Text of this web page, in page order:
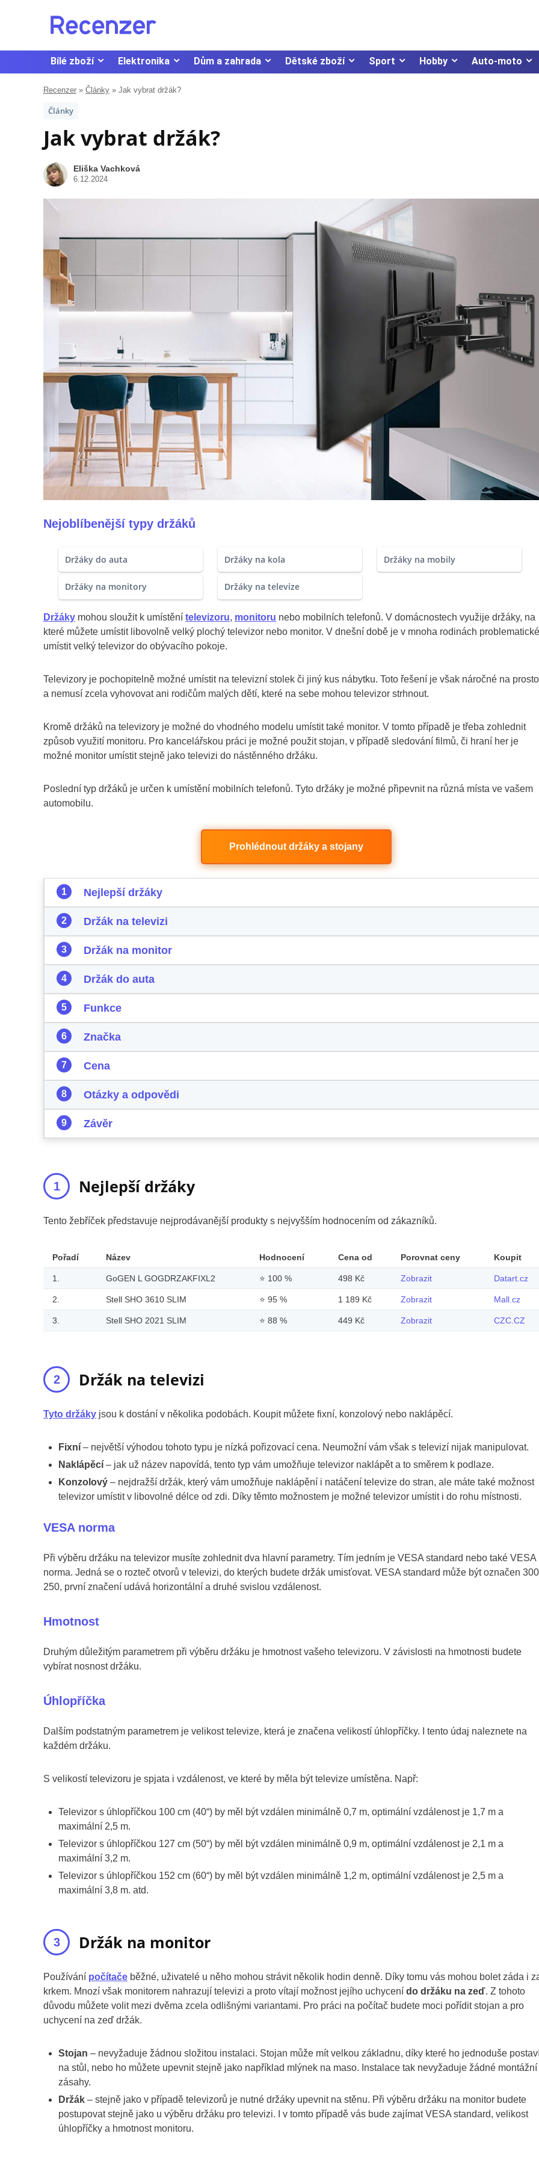
Bílé zboží Elektronika Dům a zahrada Dětské zboží Sport Hobby Auto-moto
Recenzer » Články » Jak vybrat držák?
Články
Jak vybrat držák?
Eliška Vachková
6.12.2024
Nejoblíbenější typy držáků
Držáky do auta Držáky na kola Držáky na mobily
Držáky na monitory Držáky na televize
Držáky mohou sloužit k umístění televizoru, monitoru nebo mobilních telefonů. V domácnostech využije držáky, na
které můžete umístit libovolně velký plochý televizor nebo monitor. V dnešní době je v mnoha rodinách problematické
umístit velký televizor do obývacího pokoje.
Televizory je pochopitelně možné umístit na televizní stolek či jiný kus nábytku. Toto řešení je však náročné na
a nemusí zcela vyhovovat ani rodičům malých dětí, které na sebe mohou televizor strhnout.
Kromě držáků na televizory je možné do vhodného modelu umístit také monitor. V tomto případě je třeba zohlednit
způsob využití monitoru. Pro kancelářskou práci je možné použit stojan, v případě sledování filmů, či hraní her je
možné monitor umístit stejně jako televizi do nástěnného držáku.
Poslední typ držáků je určen k umístění mobilních telefonů. Tyto držáky je možné připevnit na různá místa ve vašem
automobilu.
Prohlédnout držáky a stojany
Nejlepší držáky
Držák na televizi
Držák na monitor
Držák do auta
Funkce
Značka
Cena
Otázky a odpovědi
Závěr
Nejlepší držáky
Tento žebříček představuje nejprodávanější produkty s nejvyšším hodnocením od zákazníků.
Pořadí Název Hodnocení Cena od Porovnat ceny Koupit
1. GoGEN L GOGDRZAKFIXL2 ⭐ 100 % 498 Kč Zobrazit Datart.cz
2. Stell SHO 3610 SLIM ⭐ 95 % 1 189 Kč Zobrazit Mall.cz
3. Stell SHO 2021 SLIM ⭐ 88 % 449 Kč Zobrazit CZC.CZ
Držák na televizi
Tyto držáky jsou k dostání v několika podobách. Koupit můžete fixní, konzolový nebo naklápěcí.
Fixní – největší výhodou tohoto typu je nízká pořizovací cena. Neumožní vám však s televizí nijak manipulovat.
Naklápěcí – jak už název napovídá, tento typ vám umožňuje televizor naklápět a to směrem k podlaze.
Konzolový – nejdražší držák, který vám umožňuje naklápění i natáčení televize do stran, ale máte také možnost
televizor umístit v libovolné délce od zdi. Díky těmto možnostem je možné televizor umístit i do rohu místnosti.
VESA norma
Při výběru držáku na televizor musíte zohlednit dva hlavní parametry. Tím jedním je VESA standard nebo také VESA
norma. Jedná se o rozteč otvorů v televizi, do kterých budete držák umisťovat. VESA standard může být označen
250, první značení udává horizontální a druhé svislou vzdálenost.
Hmotnost
Druhým důležitým parametrem při výběru držáku je hmotnost vašeho televizoru. V závislosti na hmotnosti budete
vybírat nosnost držáku.
Úhlopříčka
Dalším podstatným parametrem je velikost televize, která je značena velikostí úhlopříčky. I tento údaj naleznete na
každém držáku.
S velikostí televizoru je spjata i vzdálenost, ve které by měla být televize umístěna. Např:
Televizor s úhlopříčkou 100 cm (40“) by měl být vzdálen minimálně 0,7 m, optimální vzdálenost je 1,7 m a
maximální 2,5 m.
Televizor s úhlopříčkou 127 cm (50“) by měl být vzdálen minimálně 0,9 m, optimální vzdálenost je 2,1 m a
maximální 3,2 m.
Televizor s úhlopříčkou 152 cm (60“) by měl být vzdálen minimálně 1,2 m, optimální vzdálenost je 2,5 m a
maximální 3,8 m. atd.
Držák na monitor
Používání počítače běžné, uživatelé u něho mohou strávit několik hodin denně. Díky tomu vás mohou bolet záda i
krkem. Mnozí však monitorem nahrazují televizi a proto vítají možnost jejího uchycení do držáku na zeď. Z tohoto
důvodu můžete volit mezi dvěma zcela odlišnými variantami. Pro práci na počítač budete moci pořídit stojan a pro
uchycení na zeď držák.
Stojan – nevyžaduje žádnou složitou instalaci. Stojan může mít velkou základnu, díky které ho jednoduše
na stůl, nebo ho můžete upevnit stejně jako například mlýnek na maso. Instalace tak nevyžaduje žádné montážní
zásahy.
Držák – stejně jako v případě televizorů je nutné držáky upevnit na stěnu. Při výběru držáku na monitor budete
postupovat stejně jako u výběru držáku pro televizi. I v tomto případě vás bude zajímat VESA standard, velikost
úhlopříčky a hmotnost monitoru.